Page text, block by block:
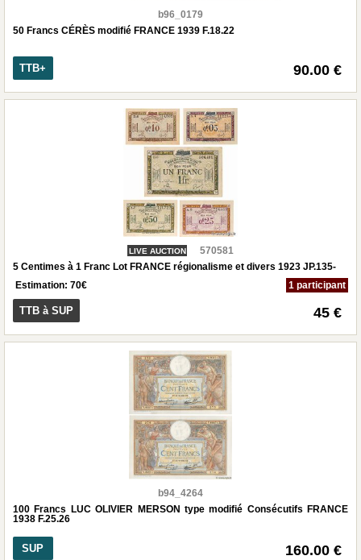
b96_0179
50 Francs CÉRÈS modifié FRANCE 1939 F.18.22
TTB+ 90.00 €
LIVE AUCTION
570581
5 Centimes à 1 Franc Lot FRANCE régionalisme et divers 1923 JP.135-
Estimation: 70€ 1 participant
TTB à SUP 45 €
b94_4264
100 Francs LUC OLIVIER MERSON type modifié Consécutifs FRANCE
1938 F.25.26
SUP 160.00 €